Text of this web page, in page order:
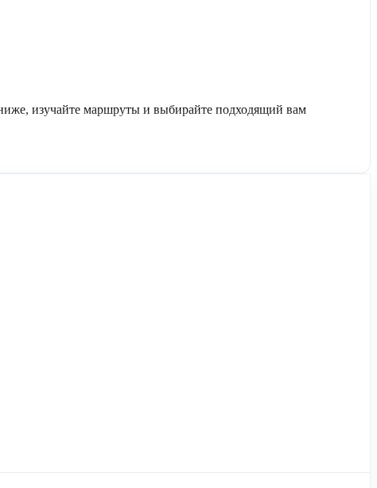
изучайте маршруты и выбирайте подходящий вам